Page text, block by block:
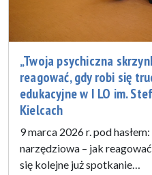
„Twoja psychiczna
reagować, gdy robi się
edukacyjne w I LO im.
Kielcach
9 marca 2026 r. pod
narzędziowa – jak
się kolejne już spotkanie…